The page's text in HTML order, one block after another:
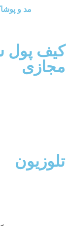
مد و
کیف پول
مجازی
تلوزیون